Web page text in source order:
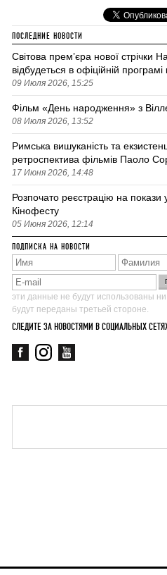
ПОСЛЕДНИЕ НОВОСТИ
Світова премʼєра нової стрічки
відбудеться в офіційній
09 Июля 2026, 15:25
Фільм «День народження» з
08 Июля 2026, 13:52
Римська вишуканість та
ретроспектива фільмів Паоло
17 Июня 2026, 14:48
Розпочато реєстрацію на покази
Кінофесту
05 Июня 2026, 12:14
ПОДПИСКА НА НОВОСТИ
эти данные не будут использованы
будут переданы третьей стороне.
СЛЕДИТЕ ЗА НОВОСТЯМИ В СОЦИАЛЬНЫХ